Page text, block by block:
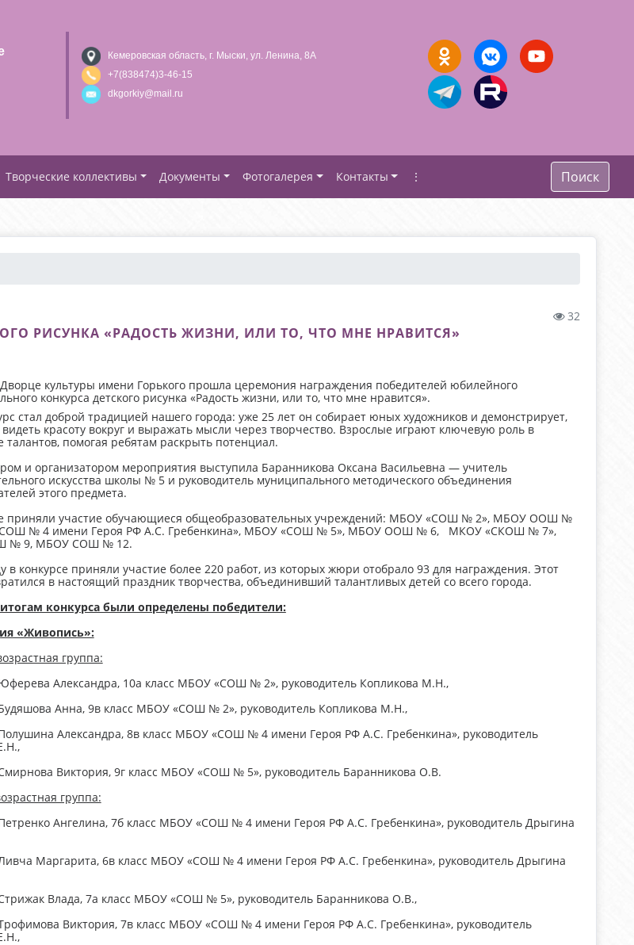
Кемеровская область, г. Мыски, ул. Ленина, 8А
+7(838474)3-46-15
dkgorkiy@mail.ru
Творческие коллективы Документы Фотогалерея Контакты ⋮ Поиск
32
РИСУНКА «РАДОСТЬ ЖИЗНИ, ИЛИ ТО, ЧТО МНЕ НРАВИТСЯ»
культуры имени Горького прошла церемония награждения победителей юбилейного
конкурса детского рисунка «Радость жизни, или то, что мне нравится».
стал доброй традицией нашего города: уже 25 лет он собирает юных художников и демонстрирует,
видеть красоту вокруг и выражать мысли через творчество. Взрослые играют ключевую роль в
талантов, помогая ребятам раскрыть потенциал.
и организатором мероприятия выступила Баранникова Оксана Васильевна — учитель
искусства школы № 5 и руководитель муниципального методического объединения
этого предмета.
приняли участие обучающиеся общеобразовательных учреждений: МБОУ «СОШ № 2», МБОУ ООШ №
№ 4 имени Героя РФ А.С. Гребенкина», МБОУ «СОШ № 5», МБОУ ООШ № 6, МКОУ «СКОШ № 7»,
№ 9, МБОУ СОШ № 12.
в конкурсе приняли участие более 220 работ, из которых жюри отобрало 93 для награждения. Этот
в настоящий праздник творчества, объединивший талантливых детей со всего города.
конкурса были определены победители:
«Живопись»:
группа:
Александра, 10а класс МБОУ «СОШ № 2», руководитель Копликова М.Н.,
Анна, 9в класс МБОУ «СОШ № 2», руководитель Копликова М.Н.,
Александра, 8в класс МБОУ «СОШ № 4 имени Героя РФ А.С. Гребенкина», руководитель
Виктория, 9г класс МБОУ «СОШ № 5», руководитель Баранникова О.В.
группа:
Ангелина, 7б класс МБОУ «СОШ № 4 имени Героя РФ А.С. Гребенкина», руководитель Дрыгина
Маргарита, 6в класс МБОУ «СОШ № 4 имени Героя РФ А.С. Гребенкина», руководитель Дрыгина
Влада, 7а класс МБОУ «СОШ № 5», руководитель Баранникова О.В.,
Виктория, 7в класс МБОУ «СОШ № 4 имени Героя РФ А.С. Гребенкина», руководитель